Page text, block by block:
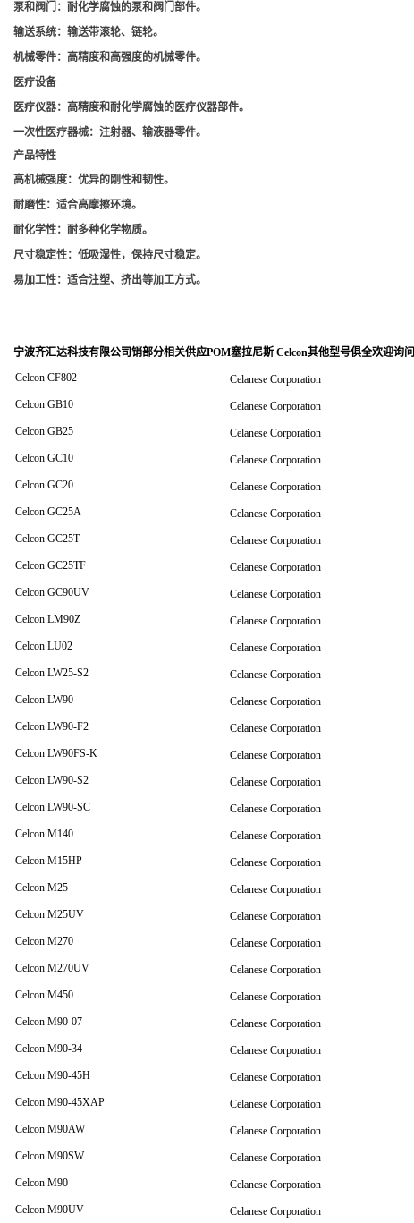
泵和阀门 ：耐化学腐蚀的泵和阀门部件。
输送系统：输送带滚轮、链轮。
机械零件：高精度和高强度的机械零件。
医疗设备
医疗仪器：高精度和耐化学腐蚀的医疗仪器部件。
一次性医疗器械：注射器、输液器零件。
产品特性
高机械强度：优异的刚性和韧性。
耐磨性：适合高摩擦环境。
耐化学性：耐多种化学物质。
尺寸稳定性：低吸湿性，保持尺寸稳定。
易加工性：适合注塑、挤出等加工方式。
宁波齐汇达科技有限公司销部分相关供应POM塞拉尼斯 Celcon其他型号俱全欢迎询问
Celcon CF802
Celanese Corporation
Celcon GB10
Celanese Corporation
Celcon GB25
Celanese Corporation
Celcon GC10
Celanese Corporation
Celcon GC20
Celanese Corporation
Celcon GC25A
Celanese Corporation
Celcon GC25T
Celanese Corporation
Celcon GC25TF
Celanese Corporation
Celcon GC90UV
Celanese Corporation
Celcon LM90Z
Celanese Corporation
Celcon LU02
Celanese Corporation
Celcon LW25-S2
Celanese Corporation
Celcon LW90
Celanese Corporation
Celcon LW90-F2
Celanese Corporation
Celcon LW90FS-K
Celanese Corporation
Celcon LW90-S2
Celanese Corporation
Celcon LW90-SC
Celanese Corporation
Celcon M140
Celanese Corporation
Celcon M15HP
Celanese Corporation
Celcon M25
Celanese Corporation
Celcon M25UV
Celanese Corporation
Celcon M270
Celanese Corporation
Celcon M270UV
Celanese Corporation
Celcon M450
Celanese Corporation
Celcon M90-07
Celanese Corporation
Celcon M90-34
Celanese Corporation
Celcon M90-45H
Celanese Corporation
Celcon M90-45XAP
Celanese Corporation
Celcon M90AW
Celanese Corporation
Celcon M90SW
Celanese Corporation
Celcon M90
Celanese Corporation
Celcon M90UV
Celanese Corporation